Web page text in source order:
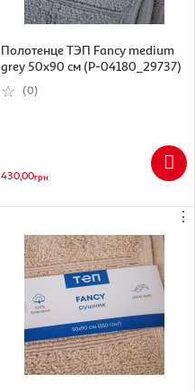
Полотенце ТЭП Fancy medium
grey 50x90 см (Р-04180_29737)
(0)
430,00грн
⋮